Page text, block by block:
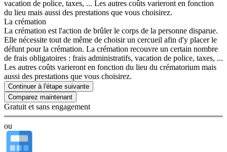
vacation de police, taxes, ... Les autres coûts varieront en fonction
du lieu mais aussi des prestations que vous choisirez.
La crémation
La crémation est l'action de brûler le corps de la personne disparue.
Elle nécessite tout de même de choisir un cercueil afin d'y placer le
défunt pour la crémation. La crémation recouvre un certain nombre
de frais obligatoires : frais administratifs, vacation de police, taxes, ...
Les autres coûts varieront en fonction du lieu du crématorium mais
aussi des prestations que vous choisirez.
Continuer à l'étape suivante
Gratuit et sans engagement
ou